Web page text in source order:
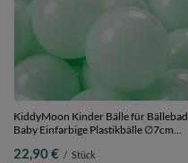
KiddyMoon Kinder Bälle für Bällebad
Baby Einfarbige Plastikbälle ∅7cm
22,90 € / Stück